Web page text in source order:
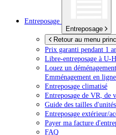
Entreposage
Entreposage
Retour au menu
Prix garanti pendant 1
Libre-entreposage à U-
Louez un
Emménagement en
Entreposage climatisé
Entreposage de VR, de
Guide des tailles
Entreposage extérieur/
Payer ma facture
FAQ